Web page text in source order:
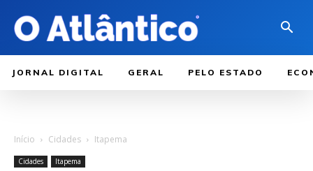
JORNAL DIGITAL GERAL PELO ESTADO
Início Cidades Itapema
Cidades Itapema